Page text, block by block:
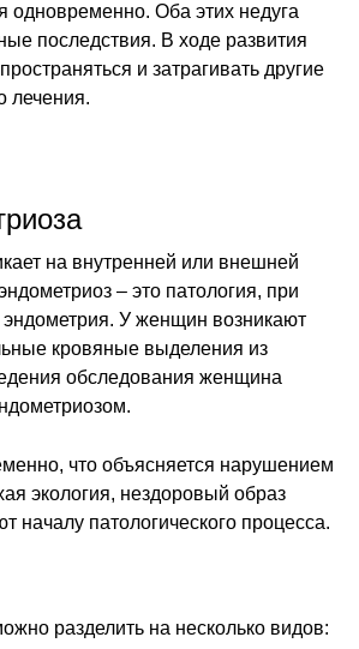
одновременно. Оба этих недуга
последствия. В ходе развития
и затрагивать другие
лечения.
на внутренней или внешней
– это патология, при
эндометрия. У женщин возникают
кровяные выделения из
обследования женщина
что объясняется нарушением
экология, нездоровый образ
началу патологического процесса.
разделить на несколько видов: